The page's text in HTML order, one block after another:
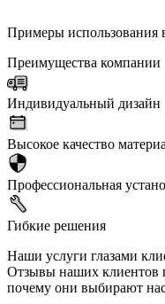
Примеры использования
Преимущества компании
Индивидуальный дизайн
Высокое качество
Профессиональная
Гибкие решения
Наши услуги глазами
Отзывы наших клиентов
почему они выбирают